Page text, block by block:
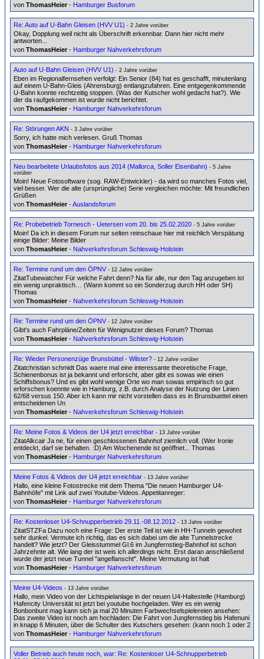
von ThomasHeier - Hamburger Busforum
Re: Auto auf U-Bahn Gleisen (HVV U1) - 2 Jahre vorüber
Okay, Dopplung weil nicht als Überschrift erkennbar. Dann hier nicht mehr
antworten...
von ThomasHeier - Hamburger Nahverkehrsforum
Auto auf U-Bahn Gleisen (HVV U1) - 2 Jahre vorüber
Eben im Regionalfernsehen verfolgt: Ein Senior (84) hat es geschafft, minutenlang
auf einem U-Bahn-Gleis (Ahrensburg) entlangzufahren. Eine entgegenkommende
U-Bahn konnte rechtzeitig stoppen. (Was der Kutscher wohl gedacht hat?). Wie
der da raufgekommen ist wurde nicht berichtet.
von ThomasHeier - Hamburger Nahverkehrsforum
Re: Störungen AKN - 3 Jahre vorüber
Sorry, ich hatte mich verlesen. Gruß Thomas
von ThomasHeier - Hamburger Nahverkehrsforum
Neu bearbeitete Urlaubsfotos aus 2014 (Mallorca, Soller Eisenbahn) - 5 Jahre
vorüber
Moin! Neue Fotosoftware (sog. RAW-Entwickler) - da wird so manches Fotos viel,
viel besser. Wer die alte (ursprüngliche) Serie vergleichen möchte: Mit freundlichen
Grüßen
von ThomasHeier -Auslandsforum
Re: Probebetrieb Tornesch - Uetersen vom 20. bis 25.02.2020 - 5 Jahre vorüber
Moin! Da ich in diesem Forum nur selten reinschaue hier mit reichlich Verspätung
einige Bilder: Meine Bilder
von ThomasHeier - Nahverkehrsforum Schleswig-Holstein
Re: Termine rund um den ÖPNV - 12 Jahre vorüber
ZitatTubewatcher Für welche Fahrt denn? Na für alle, nur den Tag anzugeben ist
ein wenig unpraktisch… (Wann kommt so ein Sonderzug durch HH oder SH)
Thomas
von ThomasHeier - Nahverkehrsforum Schleswig-Holstein
Re: Termine rund um den ÖPNV - 12 Jahre vorüber
Gibt's auch Fahrpläne/Zeiten für Wenignutzer dieses Forum? Thomas
von ThomasHeier - Nahverkehrsforum Schleswig-Holstein
Re: Wieder Personenzüge Brunsbüttel - Wilster? - 12 Jahre vorüber
Zitatchristian schmidt Das waere mal eine interessante theoretische Frage,
Schienenbonus ist ja bekannt und erforscht, aber gibt es sowas wie einen
Schiffsbonus? Und es gibt wohl wenige Orte wo man sowas empirisch so gut
erforschen koennte wie in Hamburg, z.B. durch Analyse der Nutzung der Linien
62/68 versus 150. Aber ich kann mir nicht vorstellen dass es in Brunsbuettel einen
entscheidenen Un
von ThomasHeier - Nahverkehrsforum Schleswig-Holstein
Re: Meine Fotos & Videos der U4 jetzt erreichbar - 13 Jahre vorüber
ZitatAlkcair Ja ne, für einen geschlossenen Bahnhof ziemlich voll. (Wer Ironie
entdeckt, darf sie behalten. :D) Am Wochenende ist geöffnet... Thomas
von ThomasHeier - Hamburger Nahverkehrsforum
Meine Fotos & Videos der U4 jetzt erreichbar - 13 Jahre vorüber
Hallo, eine kleine Fotostrecke mit dem Thema "Die neuen Hamburger U4-
Bahnhöfe" mit Link auf zwei Youtube-Videos. Appetitanreger:
von ThomasHeier - Hamburger Nahverkehrsforum
Re: Kostenloser U4-Schnupperbetrieb 29.11.-08.12.2012 - 13 Jahre vorüber
ZitatSTZFa Dazu noch eine Frage: Der erste Teil ist wie in HH-Tunneln gewohnt
sehr dunkel. Vermute ich richtig, das es sich dabei um die alte Tunnelstrecke
handelt? Wie jetzt? Der Gleisstummel Gl.6 im Jungfernstieg-Bahnhof ist schon
Jahrzehnte alt. Wie lang der ist weis ich allerdings nicht. Erst daran anschließend
wurde der jetzt neue Tunnel "angeflanscht". Meine Vermutung ist halt
von ThomasHeier - Hamburger Nahverkehrsforum
Meine U4-Videos - 13 Jahre vorüber
Hallo, mein Video von der Lichtspielanlage in der neuen U4-Haltestelle (Hamburg)
Hafencity Universität ist jetzt bei youtube hochgeladen. Wer es ein wenig
Bonbonbunt mag kann sich ja mal 20 Minuten Farbwechselspielereien ansehen:
Das zweite Video ist noch am hochladen: Die Fahrt von Jungfernstieg bis Hafenuni
in knapp 6 Minuten, über die Schulter des Kutschers gesehen: (kann noch 1 oder 2
von ThomasHeier - Hamburger Nahverkehrsforum
Voller Betrieb auch heute noch, war: Re: Kostenloser U4-Schnupperbetrieb